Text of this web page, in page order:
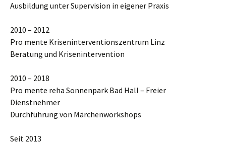
Ausbildung unter Supervision in eigener Praxis
2010 – 2012
Pro mente Kriseninterventionszentrum Linz
Beratung und Krisenintervention
2010 – 2018
Pro mente reha Sonnenpark Bad Hall – Freier
Dienstnehmer
Durchführung von Märchenworkshops
Seit 2013